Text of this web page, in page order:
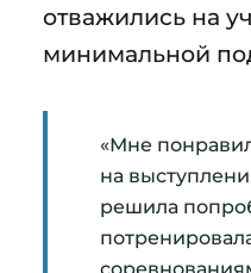
отважились на
минимальной
«Мне
на
решила